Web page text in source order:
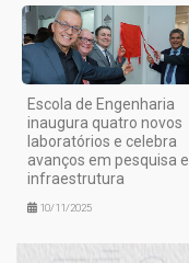
Escola de Engenharia
inaugura quatro novos
laboratórios e celebra
avanços em pesquisa e
infraestrutura
10/11/2025